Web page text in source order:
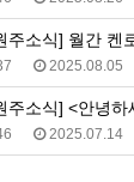
] 월간 켄로치 감상회
2025.08.05
식] <안녕하세요,
2025.07.14